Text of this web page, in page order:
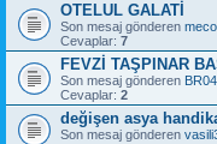
OTELUL GALATİ
Son mesaj gönderen
Cevaplar: 7
FEVZİ TAŞPINAR
Son mesaj gönderen
Cevaplar: 2
değişen asya
Son mesaj gönderen